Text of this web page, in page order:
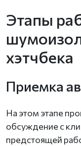
Этапы
хэтчбека
Приемка
На этом этапе
обсуждение с
предстоящей